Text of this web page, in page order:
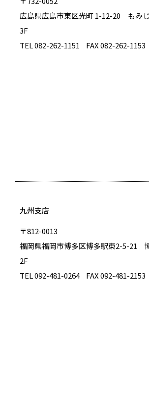
広島県広島市東区光町 1-12-20 もみ
3F
TEL 082-262-1151
FAX 082-262-1153
九州支店
〒812-0013
福岡県福岡市博多区博多駅東2-5-21
2F
TEL 092-481-0264
FAX 092-481-2153